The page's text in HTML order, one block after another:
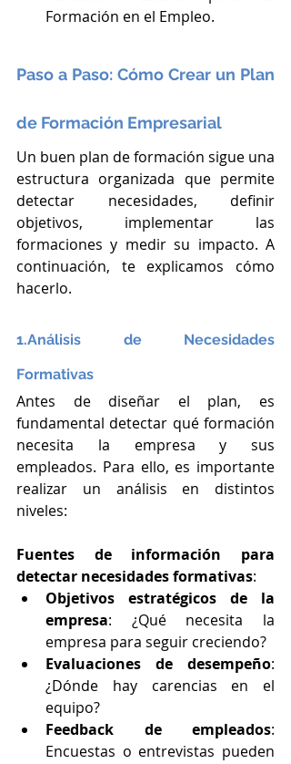
Formación en el Empleo.
Paso a Paso: Cómo Crear un Plan
de Formación Empresarial
Un buen plan de formación sigue una
estructura organizada que permite
detectar necesidades, definir
objetivos, implementar las
formaciones y medir su impacto. A
continuación, te explicamos cómo
hacerlo.
1.Análisis de Necesidades
Formativas
Antes de diseñar el plan, es
fundamental detectar qué formación
necesita la empresa y sus
empleados. Para ello, es importante
realizar un análisis en distintos
niveles:
Fuentes de información para
detectar necesidades formativas:
Objetivos estratégicos de la
empresa: ¿Qué necesita la
empresa para seguir creciendo?
Evaluaciones de desempeño:
¿Dónde hay carencias en el
equipo?
Feedback de empleados:
Encuestas o entrevistas pueden